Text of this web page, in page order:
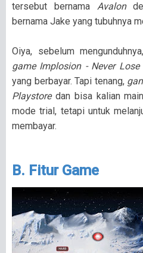
tersebut bernama Avalon
bernama Jake yang tubuhnya
Oiya, sebelum
game Implosion - Never Lose
yang berbayar. Tapi tenang,
Playstoredan bisa kalian
mode trial, tetapi untuk
membayar.
B. Fitur Game